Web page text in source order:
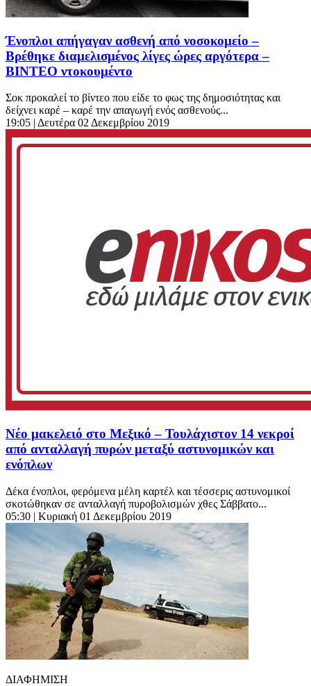
Ένοπλοι απήγαγαν ασθενή από νοσοκομείο –
Βρέθηκε διαμελισμένος λίγες ώρες αργότερα –
ΒΙΝΤΕΟ ντοκουμέντο
Σοκ προκαλεί το βίντεο που είδε το φως της δημοσιότητας και
δείχνει καρέ – καρέ την απαγωγή ενός ασθενούς...
19:05 | Δευτέρα 02 Δεκεμβρίου 2019
Νέο μακελειό στο Μεξικό – Τουλάχιστον 14 νεκροί
από ανταλλαγή πυρών μεταξύ αστυνομικών και
ενόπλων
Δέκα ένοπλοι, φερόμενα μέλη καρτέλ και τέσσερις αστυνομικοί
σκοτώθηκαν σε ανταλλαγή πυροβολισμών χθες Σάββατο...
05:30 | Κυριακή 01 Δεκεμβρίου 2019
ΔΙΑΦΗΜΙΣΗ